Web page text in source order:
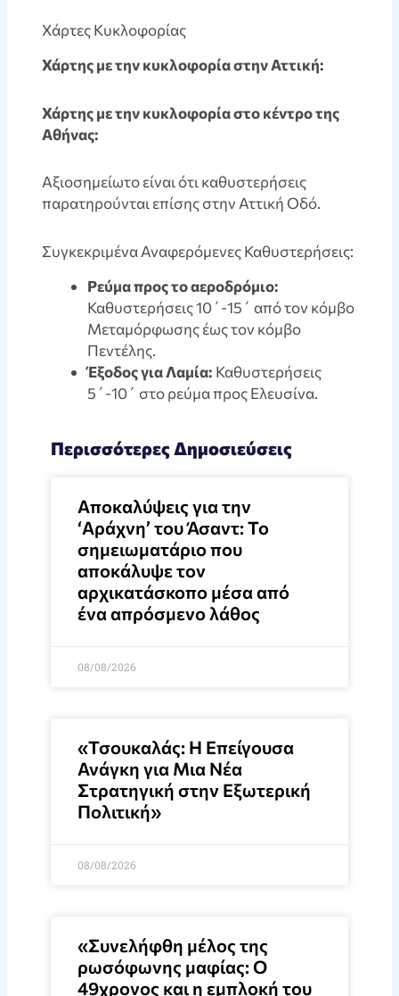
Χάρτες Κυκλοφορίας
Χάρτης με την κυκλοφορία στην Αττική:
Χάρτης με την κυκλοφορία στο κέντρο της
Αθήνας:
Αξιοσημείωτο είναι ότι καθυστερήσεις
παρατηρούνται επίσης στην Αττική Οδό.
Συγκεκριμένα Αναφερόμενες Καθυστερήσεις:
Ρεύμα προς το αεροδρόμιο:
Καθυστερήσεις 10΄-15΄ από τον κόμβο
Μεταμόρφωσης έως τον κόμβο
Πεντέλης.
Έξοδος για Λαμία: Καθυστερήσεις
5΄-10΄ στο ρεύμα προς Ελευσίνα.
Περισσότερες Δημοσιεύσεις
Αποκαλύψεις για την
‘Αράχνη’ του Άσαντ: Το
σημειωματάριο που
αποκάλυψε τον
αρχικατάσκοπο μέσα από
ένα απρόσμενο λάθος
08/08/2026
«Τσουκαλάς: Η Επείγουσα
Ανάγκη για Μια Νέα
Στρατηγική στην Εξωτερική
Πολιτική»
08/08/2026
«Συνελήφθη μέλος της
ρωσόφωνης μαφίας: Ο
49χρονος και η εμπλοκή του